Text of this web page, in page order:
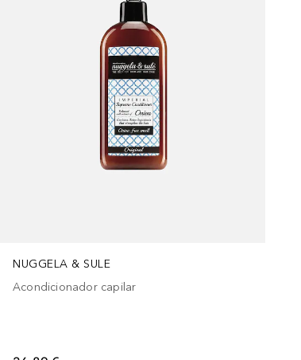
NUGGELA & SULE
Acondicionador capilar